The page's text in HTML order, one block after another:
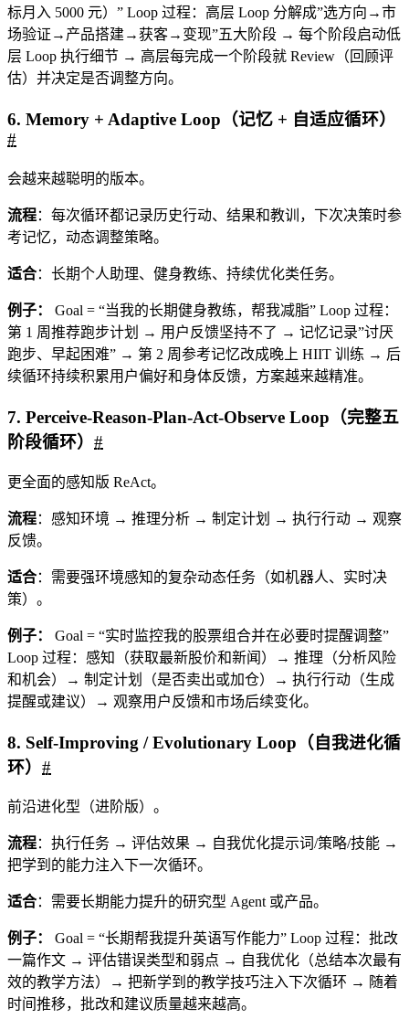
标月入 5000 元）” Loop 过程：高层 Loop 分解成”选方向→市
场验证→产品搭建→获客→变现”五大阶段 → 每个阶段启动低
层 Loop 执行细节 → 高层每完成一个阶段就 Review（回顾评
估）并决定是否调整方向。
6. Memory + Adaptive Loop（记忆 + 自适应循环）
#
会越来越聪明的版本。
流程：每次循环都记录历史行动、结果和教训，下次决策时参
考记忆，动态调整策略。
适合：长期个人助理、健身教练、持续优化类任务。
例子：
Goal = “当我的长期健身教练，帮我减脂” Loop 过程：
第 1 周推荐跑步计划 → 用户反馈坚持不了 → 记忆记录”讨厌
跑步、早起困难” → 第 2 周参考记忆改成晚上 HIIT 训练 → 后
续循环持续积累用户偏好和身体反馈，方案越来越精准。
7. Perceive-Reason-Plan-Act-Observe Loop（完整五
阶段循环） #
更全面的感知版 ReAct。
流程：感知环境 → 推理分析 → 制定计划 → 执行行动 → 观察
反馈。
适合：需要强环境感知的复杂动态任务（如机器人、实时决
策）。
例子：
Goal = “实时监控我的股票组合并在必要时提醒调整”
Loop 过程：感知（获取最新股价和新闻）→ 推理（分析风险
和机会）→ 制定计划（是否卖出或加仓）→ 执行行动（生成
提醒或建议）→ 观察用户反馈和市场后续变化。
8. Self-Improving / Evolutionary Loop（自我进化循
环） #
前沿进化型（进阶版）。
流程：执行任务 → 评估效果 → 自我优化提示词/策略/技能 →
把学到的能力注入下一次循环。
适合：需要长期能力提升的研究型 Agent 或产品。
例子：
Goal = “长期帮我提升英语写作能力” Loop 过程：批改
一篇作文 → 评估错误类型和弱点 → 自我优化（总结本次最有
效的教学方法）→ 把新学到的教学技巧注入下次循环 → 随着
时间推移，批改和建议质量越来越高。